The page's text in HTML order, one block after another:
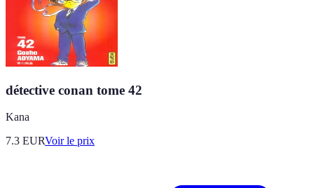
détective conan tome 42
Kana
7.3 EURVoir le prix